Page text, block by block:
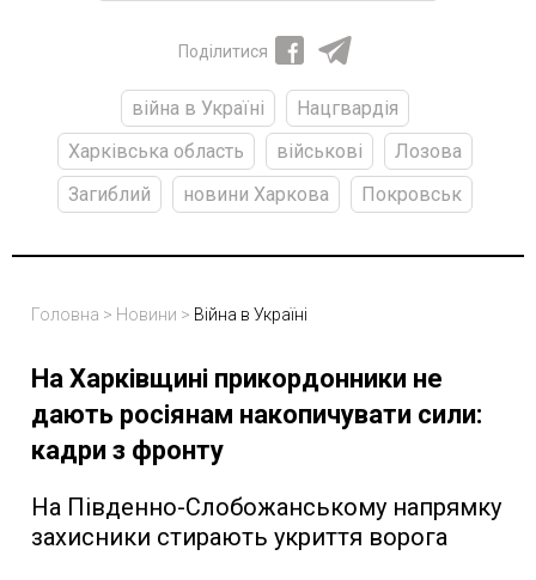
Поділитися
війна в Україні
Нацгвардія
Харківська область
військові
Лозова
Загиблий
новини Харкова Покровськ
Головна > Новини > Війна в Україні
На Харківщині прикордонники не
дають росіянам накопичувати сили:
кадри з фронту
На Південно-Слобожанському напрямку
захисники стирають укриття ворога